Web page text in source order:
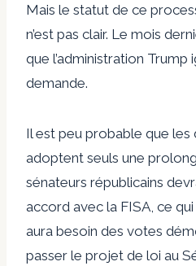
Mais le statut de ce
n’est pas clair. Le mois
que l’administration Trump
demande.
Il est peu probable que les
adoptent seuls une
sénateurs républicains
accord avec la FISA, ce
aura besoin des votes
passer le projet de loi au